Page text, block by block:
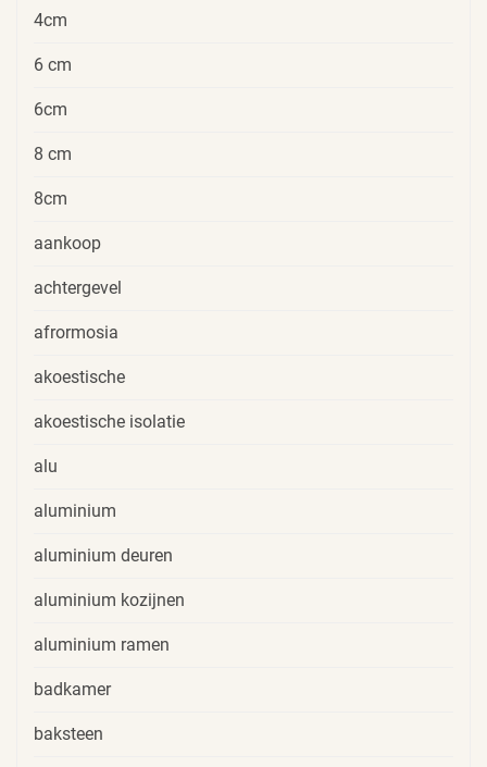
4cm
6 cm
6cm
8 cm
8cm
aankoop
achtergevel
afrormosia
akoestische
akoestische isolatie
alu
aluminium
aluminium deuren
aluminium kozijnen
aluminium ramen
badkamer
baksteen